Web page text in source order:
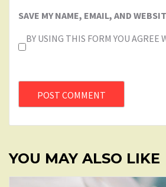
SAVE MY NAME, EMAIL, AND
BY USING THIS FORM YOU
YOU MAY ALSO LIKE